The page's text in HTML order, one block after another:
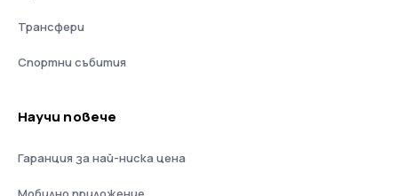
Трансфери
Спортни събития
Научи повече
Гаранция за най-ниска цена